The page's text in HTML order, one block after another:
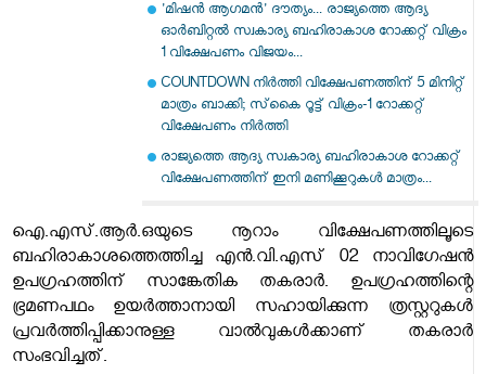
'മിഷന്‍ ആഗമന്‍' ദൗത്യം... രാജ്യത്തെ ആദ്യ
ഓര്‍ബിറ്റല്‍ സ്വകാര്യ ബഹിരാകാശ റോക്കറ്റ് വിക്രം
1 വിക്ഷേപണം വിജയം...
COUNTDOWN നിർത്തി വിക്ഷേപണത്തിന് 5 മിനിറ്റ്
മാത്രം ബാക്കി; സ്‌കൈ റൂട്ട് വിക്രം-1 റോക്കറ്റ്
വിക്ഷേപണം നിർത്തി
രാജ്യത്തെ ആദ്യ സ്വകാര്യ ബഹിരാകാശ റോക്കറ്റ്
വിക്ഷേപണത്തിന് ഇനി മണിക്കൂറുകൾ മാത്രം...
ഐ.എസ്.ആര്‍.ഒയുടെ നൂറാം വിക്ഷേപണത്തിലൂടെ
ബഹിരാകാശത്തെത്തിച്ച എന്‍.വി.എസ് 02 നാവിഗേഷന്‍
ഉപഗ്രഹത്തിന് സാങ്കേതിക തകരാര്‍. ഉപഗ്രഹത്തിന്റെ
ഭ്രമണപഥം ഉയര്‍ത്താനായി സഹായിക്കുന്ന ത്രസ്റ്ററുകള്‍
പ്രവര്‍ത്തിപ്പിക്കാനുള്ള വാല്‍വുകള്‍ക്കാണ് തകരാര്‍
സംഭവിച്ചത്.